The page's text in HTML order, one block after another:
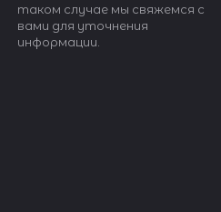
таком случае мы свяжемся с
вами для уточнения
информации.